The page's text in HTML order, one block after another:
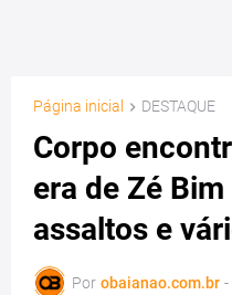
Página inicial DESTAQUE
Corpo
era de Zé
assaltos e
Por obaianao.com.br -